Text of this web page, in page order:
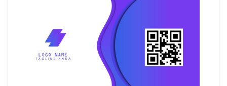
Pembayaran
Pendapatan